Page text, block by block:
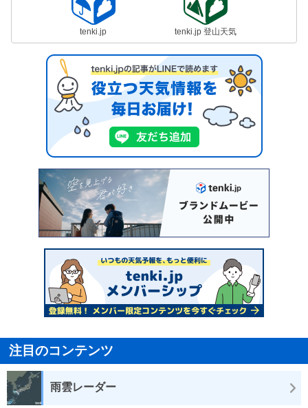
tenki.jp tenki.jp 登山天気
注目のコンテンツ
雨雲レーダー